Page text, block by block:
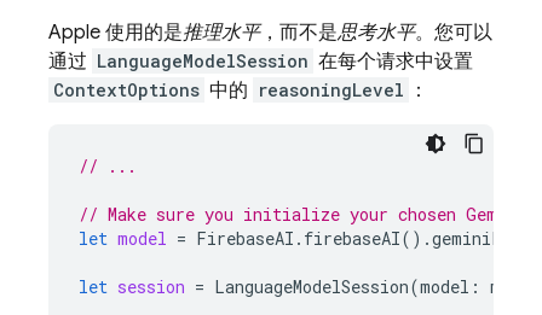
Apple 使用的是推理水平，而不是思考水平。您可以
通过 LanguageModelSession 在每个请求中设置
ContextOptions 中的 reasoningLevel ：
// ...
// Make sure you initialize your chosen Gemini
let model = FirebaseAI . firebaseAI().
let session = LanguageModelSession(model : model